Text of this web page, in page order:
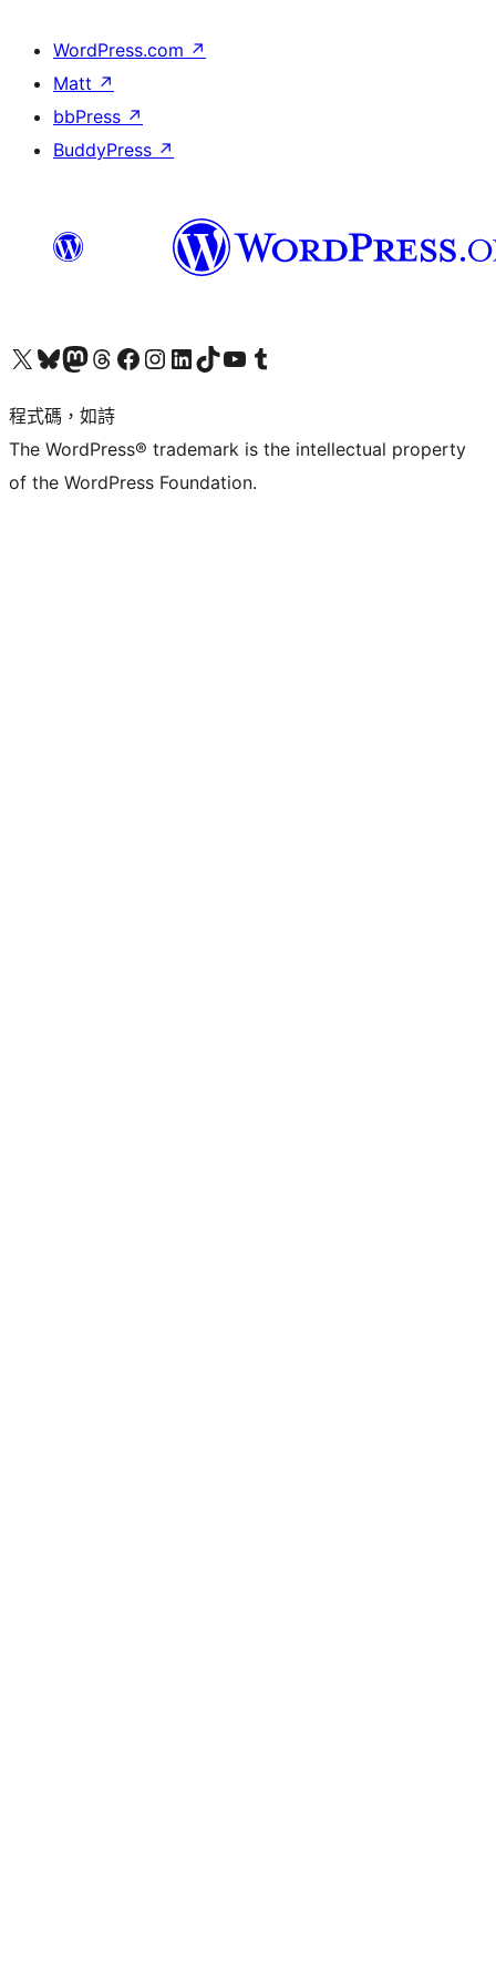
WordPress.com ↗
Matt ↗
bbPress ↗
BuddyPress ↗
查看我們的 X (之前的 Twitter) 帳號造訪我們的 Bluesky 帳號造訪我們的 Mastodon 帳號造訪我們的 Threads 帳號 造訪我們的 Facebook 粉絲專頁Visit our Instagram account
Visit our LinkedIn account
造訪我們的 TikTok 帳號Visit our YouTube channel
造訪我們的 Tumblr 帳號
程式碼，如詩
The WordPress® trademark is the intellectual property
of the WordPress Foundation.